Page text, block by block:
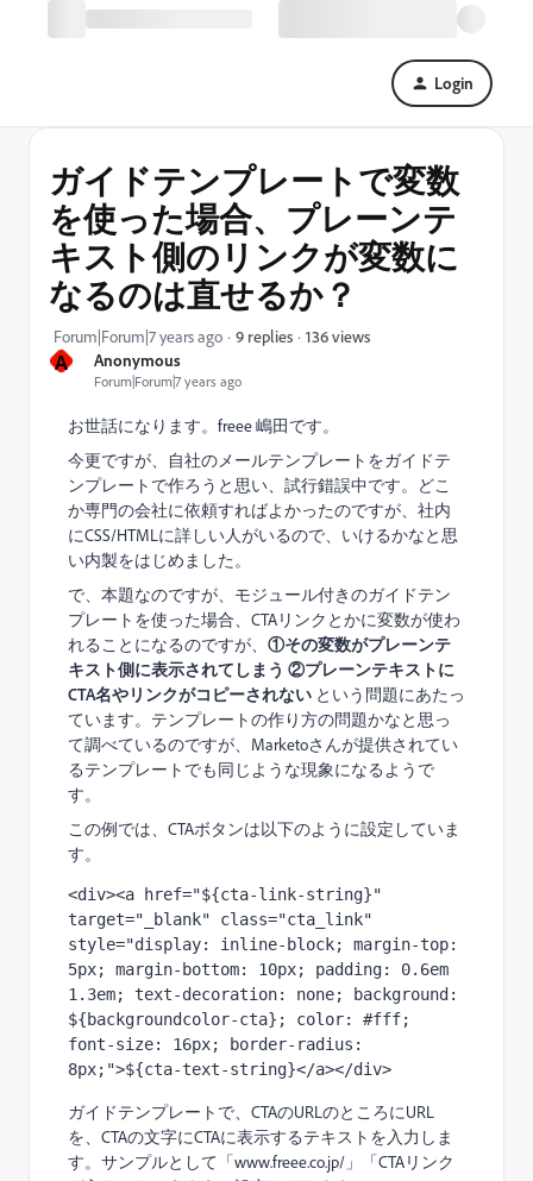
Login
A Anonymous
Forum|Forum|7 years ago
ガイドテンプレートで変数
を使った場合、プレーンテ
キスト側のリンクが変数に
なるのは直せるか？
Forum|Forum|7 years ago 9 replies 136 views
お世話になります。freee 嶋田です。
今更ですが、自社のメールテンプレートをガイドテ
ンプレートで作ろうと思い、試行錯誤中です。どこ
か専門の会社に依頼すればよかったのですが、社内
にCSS/HTMLに詳しい人がいるので、いけるかなと思
い内製をはじめました。
で、本題なのですが、モジュール付きのガイドテン
プレートを使った場合、CTAリンクとかに変数が使わ
れることになるのですが、 ①その変数がプレーンテ
キスト側に表示されてしまう ②プレーンテキストに
CTA名やリンクがコピーされない という問題にあたっ
ています。テンプレートの作り方の問題かなと思っ
て調べているのですが、Marketoさんが提供されてい
るテンプレートでも同じような現象になるようで
す。
この例では、CTAボタンは以下のように設定していま
す。
<div><a href="${cta-link-string}"
target="_blank" class="cta_link"
style="display: inline-block; margin-top:
5px; margin-bottom: 10px; padding: 0.6em
1.3em; text-decoration: none; background:
${backgroundcolor-cta}; color: #fff;
font-size: 16px; border-radius:
8px;">${cta-text-string}</a></div>
ガイドテンプレートで、CTAのURLのところにURL
を、CTAの文字にCTAに表示するテキストを入力しま
す。サンプルとして「www.freee.co.jp/」「CTAリンク